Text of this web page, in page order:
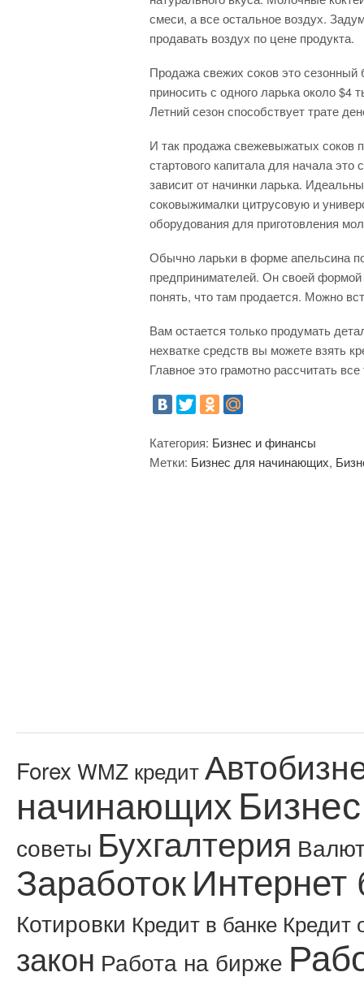
смеси, а все остальное воздух.
продавать воздух по цене продукта.
Продажа свежих соков это сезонный
приносить с одного ларька около
Летний сезон способствует трате
И так продажа свежевыжатых соков
стартового капитала для начала
зависит от начинки ларька.
соковыжималки цитрусовую и
оборудования для приготовления
Обычно ларьки в форме апельсина
предпринимателей. Он своей
понять, что там продается. Можно
Вам остается только продумать
нехватке средств вы можете взять
Главное это грамотно рассчитать
Категория: Бизнес и финансы
Метки: Бизнес для начинающих,
Forex WMZ кредит
начинающих
советы Бухгалтерия
ЗаработокИнтернет
Котировки Кредит в банке Кредит
закон Работа на бирже